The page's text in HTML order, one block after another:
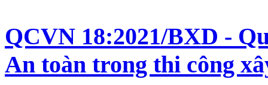
QCVN 18:2021/BXD -
An toàn trong thi công